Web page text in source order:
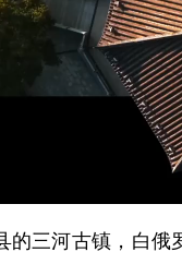
河古镇，白俄